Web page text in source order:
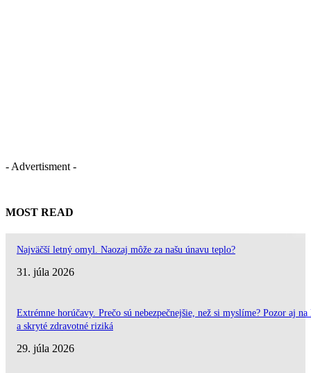
- Advertisment -
MOST READ
Najväčší letný omyl. Naozaj môže za našu únavu teplo?
31. júla 2026
Extrémne horúčavy. Prečo sú nebezpečnejšie, než si myslíme? Pozor aj
a skryté zdravotné riziká
29. júla 2026